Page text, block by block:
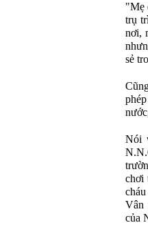
"Mẹ
trụ
nơi,
sẻ
Nói
chơi
Vân
của